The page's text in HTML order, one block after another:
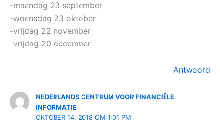
-maandag 23 september
-woensdag 23 oktober
-vrijdag 22 november
-vrijdag 20 december
Antwoord
NEDERLANDS CENTRUM VOOR FINANCIËLE
INFORMATIE
OKTOBER 14, 2018 OM 1:01 PM